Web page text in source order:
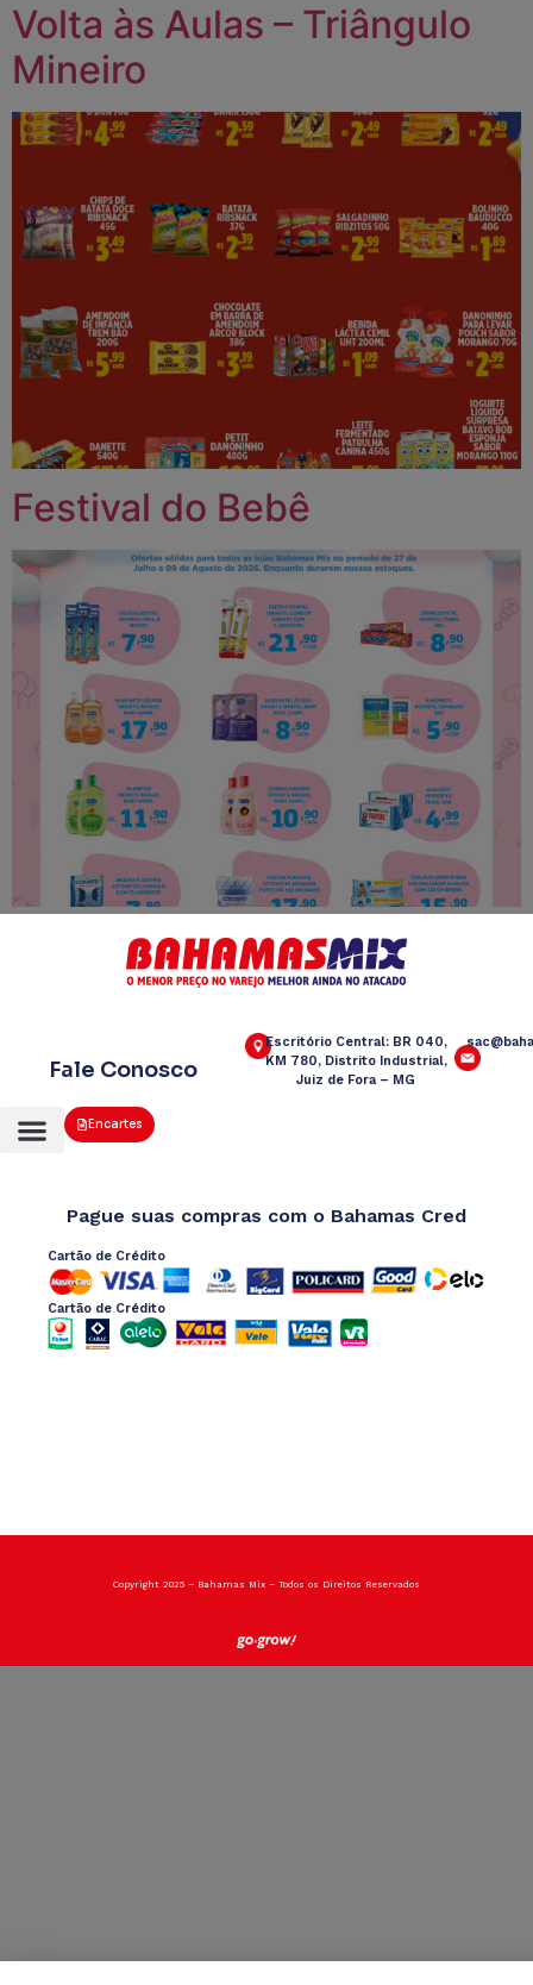
Volta às Aulas – Triângulo
Mineiro
Festival do Bebê
Encartes
Fale Conosco
Escritório Central: BR 040,
KM 780, Distrito Industrial,
Juiz de Fora – MG
Pague suas compras com o Bahamas Cred
Cartão de Crédito
Cartão de Crédito
Copyright 2025 – Bahamas Mix – Todos os Direitos Reservados